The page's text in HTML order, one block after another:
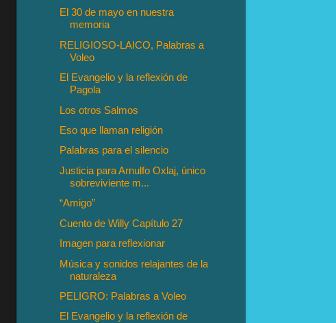
El 30 de mayo en nuestra
memoria
RELIGIOSO-LAICO, Palabras a
Voleo
El Evangelio y la reflexión de
Pagola
Los otros Salmos
Eso que llaman religión
Palabras para el silencio
Justicia para Arnulfo Oxlaj, único
sobreviviente m...
“Amigo”
Cuento de Willy Capítulo 27
Imagen para reflexionar
Música y sonidos relajantes de la
naturaleza
PELIGRO: Palabras a Voleo
El Evangelio y la reflexión de